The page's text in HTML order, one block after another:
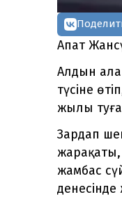
Апат
Алдын ала
түсіне
жылы
Зардап
жарақаты,
жамбас